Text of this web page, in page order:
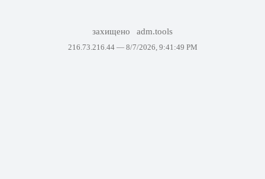
захищено adm.tools
216.73.216.44 — 8/7/2026, 9:41:49 PM